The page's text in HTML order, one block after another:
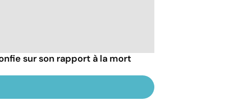
sur son rapport à la mort